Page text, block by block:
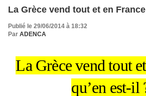
La Grèce vend tout et en
Publié le 29/06/2014 à 18:32
Par ADENCA
La Grèce vend tout
qu’en est-il